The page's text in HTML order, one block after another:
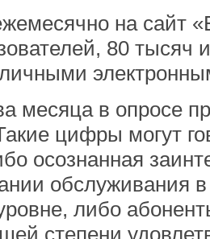
на сайт
80 тысяч
месяца в опросе
цифры могут
осознанная
обслуживания
либо
степени